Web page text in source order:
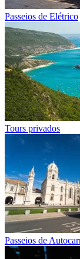
Passeios de Elétrico
Tours privados
Passeios de